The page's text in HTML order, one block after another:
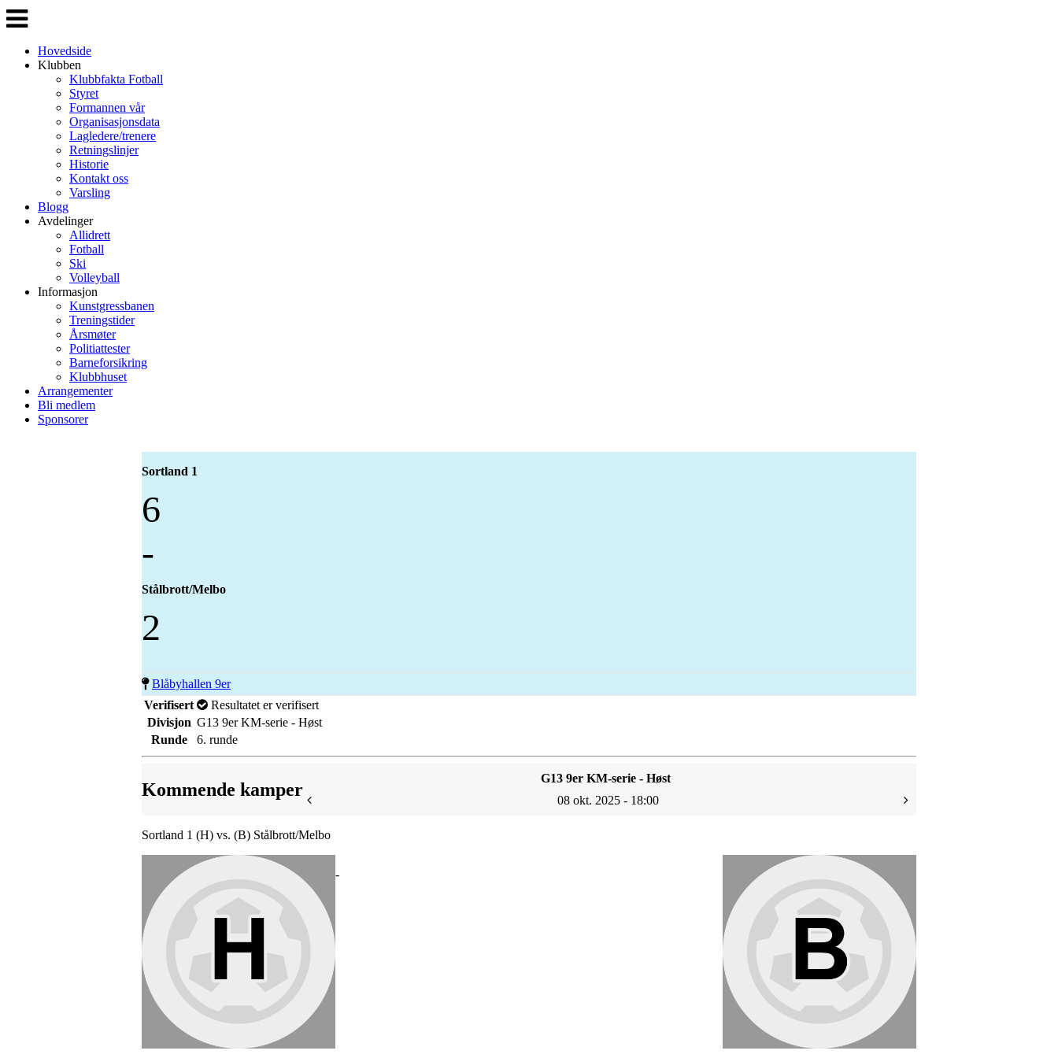
Veksle
navigasjon
Hovedside
Klubben
Klubbfakta Fotball
Styret
Formannen vår
Organisasjonsdata
Lagledere/trenere
Retningslinjer
Historie
Kontakt oss
Varsling
Blogg
Avdelinger
Allidrett
Fotball
Ski
Volleyball
Informasjon
Kunstgressbanen
Treningstider
Årsmøter
Politiattester
Barneforsikring
Klubbhuset
Arrangementer
Bli medlem
Sponsorer
Sortland 1
6
-
Stålbrott/Melbo
2
Blåbyhallen 9er
Verifisert
Resultatet er verifisert
Divisjon G13 9er KM-serie - Høst
Runde
6. runde
Kommende kamper
G13 9er KM-serie - Høst
08 okt. 2025 - 18:00
Sortland 1 (H) vs. (B) Stålbrott/Melbo
-